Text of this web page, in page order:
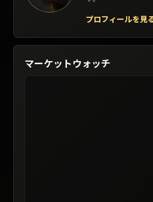
プロフィールを見
マーケットウォッチ